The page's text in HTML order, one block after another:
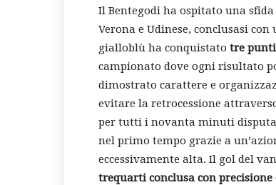
Il Bentegodi ha ospitato una
Verona e Udinese, conclusasi
gialloblù ha conquistato tre punti
campionato dove ogni risultato
dimostrato carattere e
evitare la retrocessione
per tutti i novanta minuti
nel primo tempo grazie a
eccessivamente alta. Il gol del
trequarti conclusa con